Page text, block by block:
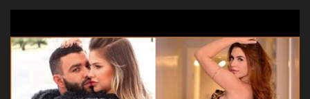
Marta marcou duas vezes, Debinha, Andressa Alves e Bia
Zaneratto foram autoras dos gols. Juliette, embaixadora
‎@Globoplay mandou um xero para as meninas e falou do seu